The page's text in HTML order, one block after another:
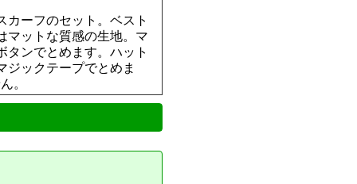
カーフのセット。ベスト
マットな質感の生地。マ
タンでとめます。ハット
ジックテープでとめま
。